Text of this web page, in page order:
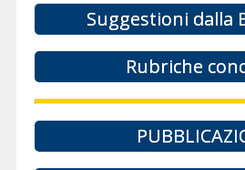
Suggestioni dalla
Rubriche